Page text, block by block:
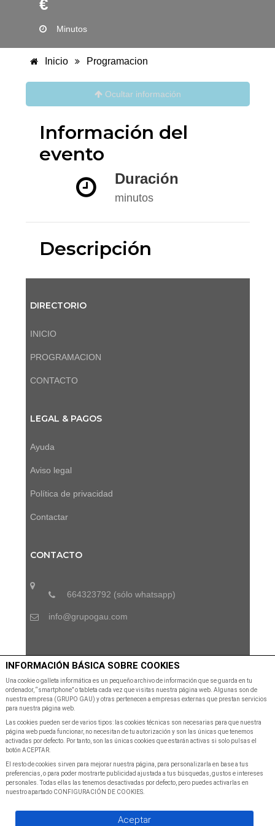
€
Minutos
Inicio Programacion
Ocultar información
Información del
evento
Duración
minutos
Descripción
DIRECTORIO
INICIO
PROGRAMACION
CONTACTO
LEGAL & PAGOS
Ayuda
Aviso legal
Política de privacidad
Contactar
CONTACTO
664323792 (sólo whatsapp)
info@grupogau.com
SUSCRÍBETE A NUESTRA NEWSLETTER
Suscribete a nuestra Newsletter para recibir las últimas
noticias y ofertas
SUSCRIBIR A NEWSLETTER
INFORMACIÓN BÁSICA SOBRE COOKIES
Una cookie o galleta informática es un pequeño archivo de información que se guarda en tu
ordenador, “smartphone” o tableta cada vez que visitas nuestra página web. Algunas son de
nuestra empresa (GRUPO GAU) y otras pertenecen a empresas externas que prestan servicios
para nuestra página web.
Las cookies pueden ser de varios tipos: las cookies técnicas son necesarias para que nuestra
página web pueda funcionar, no necesitan de tu autorización y son las únicas que tenemos
activadas por defecto. Por tanto, son las únicas cookies que estarán activas si solo pulsas el
botón ACEPTAR.
El resto de cookies sirven para mejorar nuestra página, para personalizarla en base a tus
preferencias, o para poder mostrarte publicidad ajustada a tus búsquedas, gustos e intereses
personales. Todas ellas las tenemos desactivadas por defecto, pero puedes activarlas en
nuestro apartado CONFIGURACIÓN DE COOKIES.
Aceptar